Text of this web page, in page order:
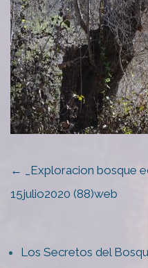
POST
NAVIGATION
←
_Exploracion bosque
15julio2020 (88)web
Los Secretos del